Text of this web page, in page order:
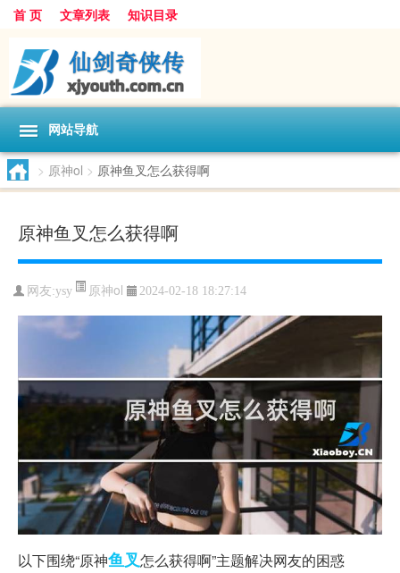
首 页 文章列表 知识目录
网站导航
> 原神ol > 原神鱼叉怎么获得啊
原神鱼叉怎么获得啊
网友:ysy 原神ol 2024-02-18 18:27:14
以下围绕“原神鱼叉怎么获得啊”主题解决网友的困惑